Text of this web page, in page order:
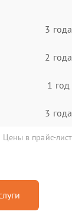
3 года
2 года
1 год
3 года
Цены в прайс-